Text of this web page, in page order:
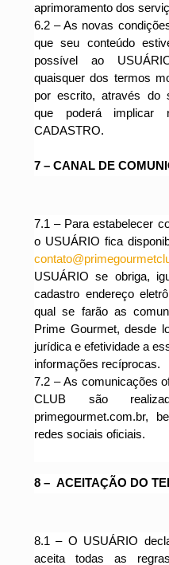
aprimoramento dos
6.2 –As novas
que seu conteúdo
possível ao
quaisquer dos termos
por escrito, através do
que poderá implicar
CADASTRO.
7 – CANAL DE
7.1 – Para estabelecer
o USUÁRIO fica
USUÁRIO se obriga,
cadastro endereço
qual se farão as
Prime Gourmet, desde
jurídica e efetividade a
informações recíprocas.
7.2 – As comunicações
CLUB são
primegourmet.com.br,
redes sociais oficiais.
8 – ACEITAÇÃO DO
8.1 – O USUÁRIO
aceita todas as